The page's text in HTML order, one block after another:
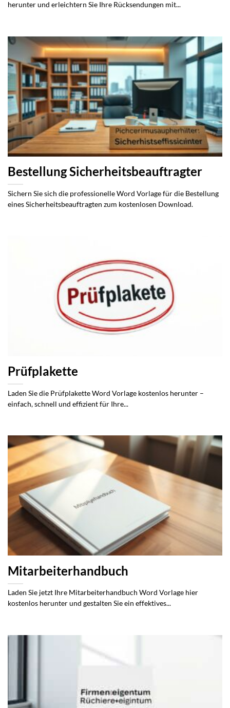
herunter und erleichtern Sie Ihre Rücksendungen mit...
Bestellung Sicherheitsbeauftragter
Sichern Sie sich die professionelle Word Vorlage für die Bestellung
eines Sicherheitsbeauftragten zum kostenlosen Download.
Prüfplakette
Laden Sie die Prüfplakette Word Vorlage kostenlos herunter –
einfach, schnell und effizient für Ihre...
Mitarbeiterhandbuch
Laden Sie jetzt Ihre Mitarbeiterhandbuch Word Vorlage hier
kostenlos herunter und gestalten Sie ein effektives...